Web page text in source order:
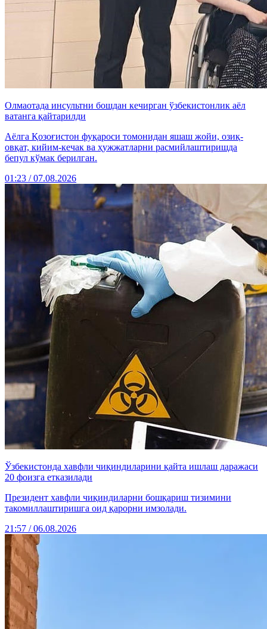
Олмаотада инсультни бошдан кечирган ўзбекистонлик аёл
ватанга қайтарилди
Аёлга Қозоғистон фуқароси томонидан яшаш жойи, озиқ-
овқат, кийим-кечак ва ҳужжатларни расмийлаштиришда
бепул кўмак берилган.
01:23 / 07.08.2026
Ўзбекистонда хавфли чиқиндиларини қайта ишлаш даражаси
20 фоизга етказилади
Президент хавфли чиқиндиларни бошқариш тизимини
такомиллаштиришга оид қарорни имзолади.
21:57 / 06.08.2026